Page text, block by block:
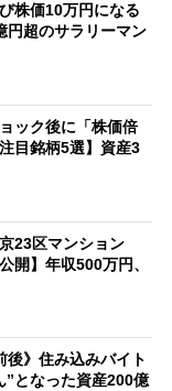
株価10万円になる
円超のサラリーマン
ック後に「株価倍
目銘柄5選】資産3
23区マンション
開】年収500万円、
後》住み込みバイト
”となった資産200億